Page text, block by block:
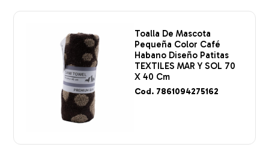
Toalla De Mascota
Pequeña Color Café
Habano Diseño Patitas
TEXTILES MAR Y SOL 70
X 40 Cm
Cod. 7861094275162